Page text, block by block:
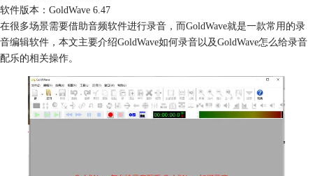
软件版本：GoldWave 6.47
在很多场景需要借助音频软件进行录音，而GoldWave就是一款常用的录
音编辑软件，本文主要介绍GoldWave如何录音以及GoldWave怎么给录音
配乐的相关操作。